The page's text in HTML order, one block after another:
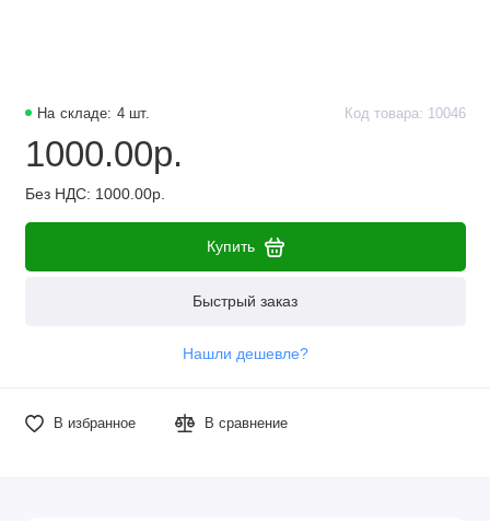
На складе: 4 шт. Код товара: 10046
1000.00р.
Без НДС: 1000.00р.
Купить
Быстрый заказ
Нашли дешевле?
В избранное В сравнение